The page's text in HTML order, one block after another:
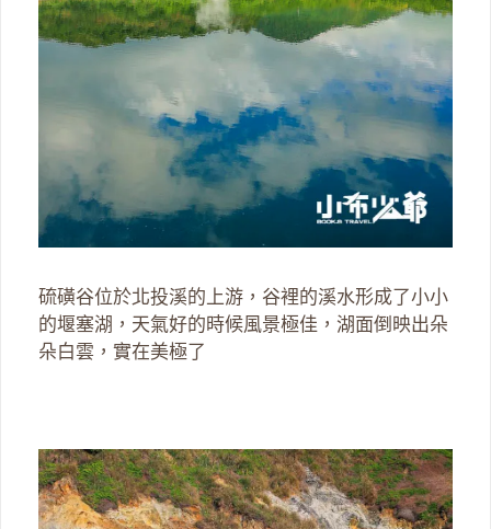
硫磺谷位於北投溪的上游，谷裡的溪水形成了小小
的堰塞湖，天氣好的時候風景極佳，湖面倒映出朵
朵白雲，實在美極了